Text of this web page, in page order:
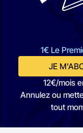
1€ Le
JE
12€/mois
Annulez ou
tout